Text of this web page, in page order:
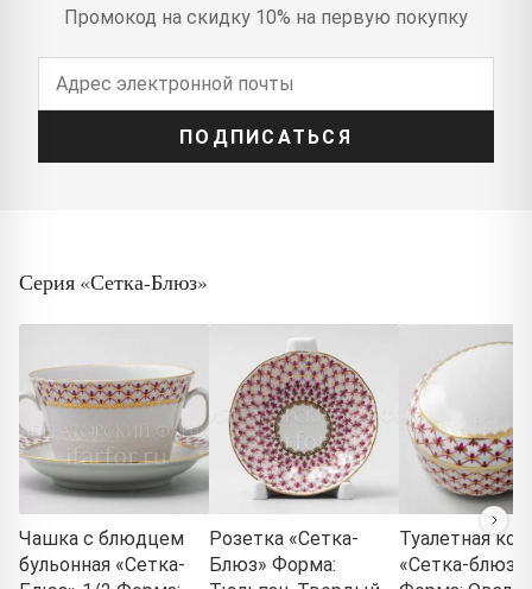
Промокод на скидку 10% на первую покупку
ПОДПИСАТЬСЯ
Серия «Сетка-Блюз»
Чашка с блюдцем
бульонная «Сетка-
Розетка «Сетка-
Блюз» Форма:
Туалетная
«Сетка-блюз